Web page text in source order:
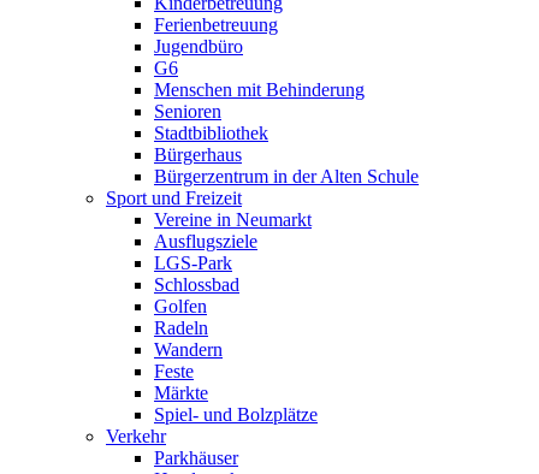
Ferienbetreuung
Jugendbüro
G6
Menschen mit Behinderung
Senioren
Stadtbibliothek
Bürgerhaus
Bürgerzentrum in der Alten Schule
Sport und Freizeit
Vereine in Neumarkt
Ausflugsziele
LGS-Park
Schlossbad
Golfen
Radeln
Wandern
Feste
Märkte
Spiel- und Bolzplätze
Verkehr
Parkhäuser